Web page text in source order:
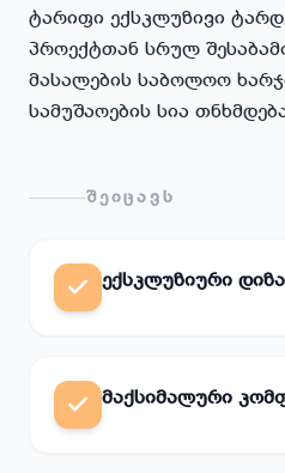
ტარიფი ექსკლუზივი
პროექტთან სრულ
მასალების საბოლოო
სამუშაოების სია
ᲨᲔᲘᲪᲐᲕᲡ
ექსკლუზიური
მაქსიმალური